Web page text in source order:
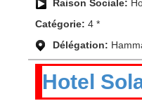
Raison Sociale:
Catégorie: 4 *
Délégation:
Hotel